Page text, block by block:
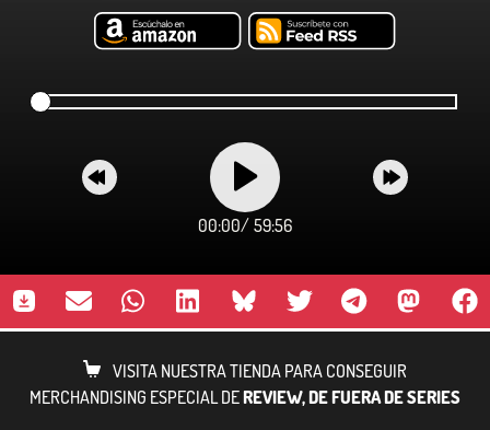
00:00/ 59:56
VISITA NUESTRA TIENDA PARA CONSEGUIR
MERCHANDISING ESPECIAL DEREVIEW, DE FUERA DE SERIES